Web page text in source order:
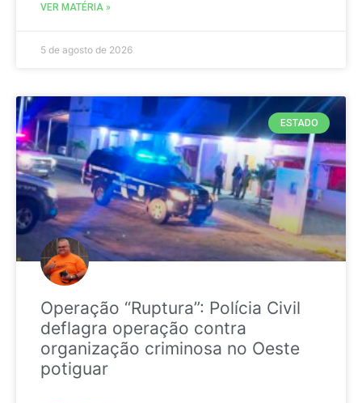
VER MATÉRIA »
5 de agosto de 2026
ESTADO
Operação “Ruptura”: Polícia Civil
deflagra operação contra
organização criminosa no Oeste
potiguar